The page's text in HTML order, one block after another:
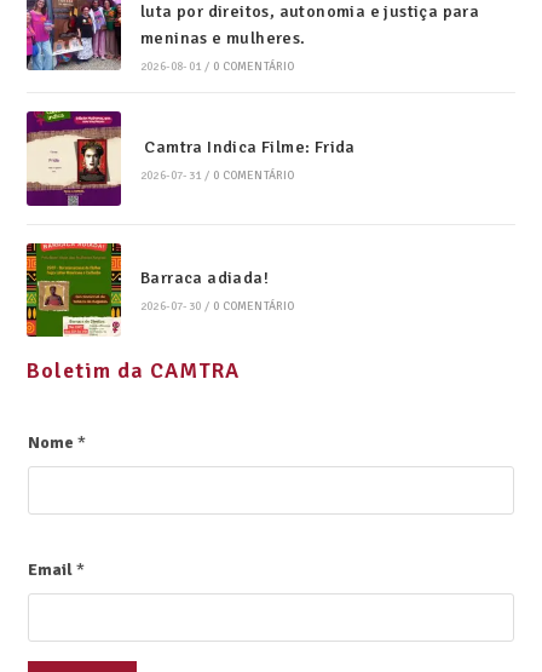
luta por direitos, autonomia e justiça para
meninas e mulheres.
2026-08-01 / 0 COMENTÁRIO
Camtra Indica Filme: Frida
2026-07-31 / 0 COMENTÁRIO
Barraca adiada!
2026-07-30 / 0 COMENTÁRIO
Boletim da CAMTRA
Nome*
Email*